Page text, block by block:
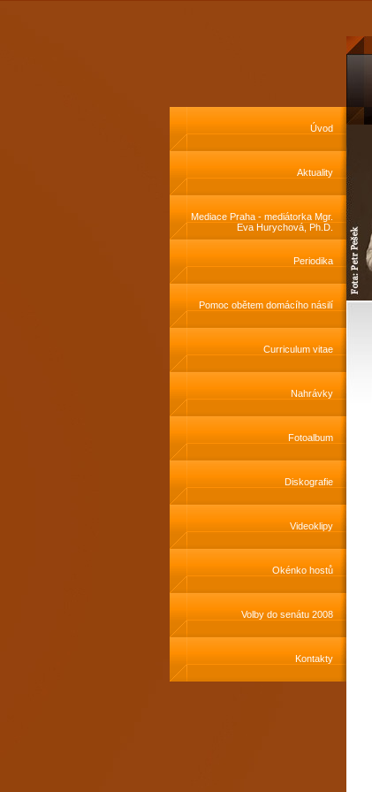
Úvod
Aktuality
Mediace Praha - mediátorka Mgr.
Eva Hurychová, Ph.D.
Periodika
Pomoc obětem domácího násilí
Curriculum vitae
Nahrávky
Fotoalbum
Diskografie
Videoklipy
Okénko hostů
Volby do senátu 2008
Kontakty